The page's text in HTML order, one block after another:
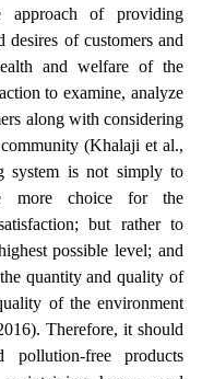
of providing
of customers and
and welfare of the
to examine, analyze
along with considering
(Khalaji et al.,
system is not simply to
more choice for the
but rather to
possible level; and
quantity and quality of
of the environment
Therefore, it should
pollution-free products